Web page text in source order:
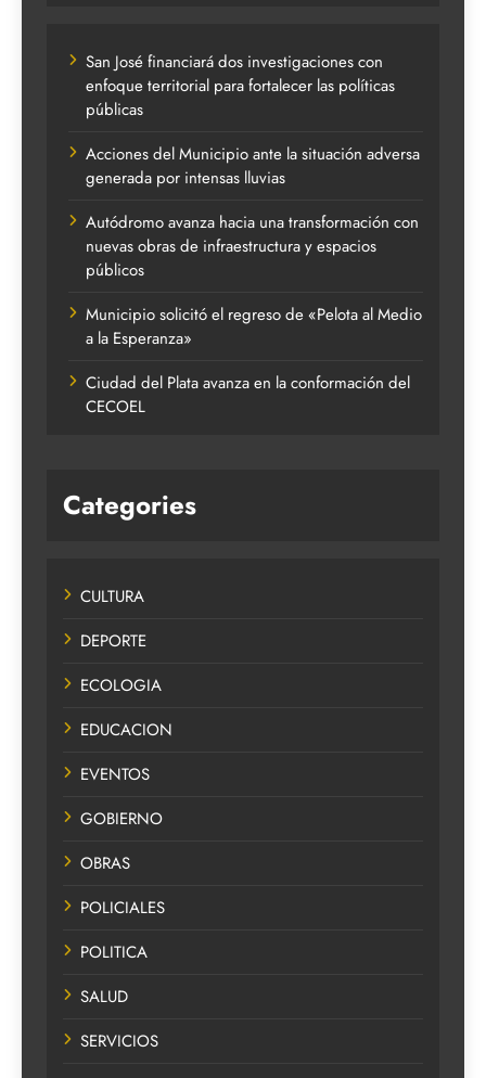
San José financiará dos investigaciones con
enfoque territorial para fortalecer las políticas
públicas
Acciones del Municipio ante la situación adversa
generada por intensas lluvias
Autódromo avanza hacia una transformación con
nuevas obras de infraestructura y espacios
públicos
Municipio solicitó el regreso de «Pelota al Medio
a la Esperanza»
Ciudad del Plata avanza en la conformación del
CECOEL
Categories
CULTURA
DEPORTE
ECOLOGIA
EDUCACION
EVENTOS
GOBIERNO
OBRAS
POLICIALES
POLITICA
SALUD
SERVICIOS